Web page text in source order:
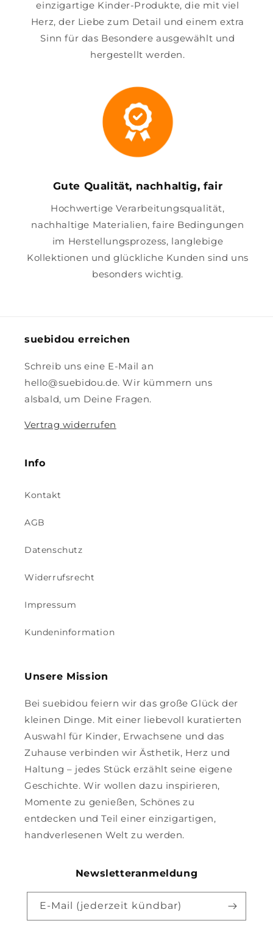
einzigartige Kinder-Produkte, die mit viel
Herz, der Liebe zum Detail und einem extra
Sinn für das Besondere ausgewählt und
hergestellt werden.
Gute Qualität, nachhaltig, fair
Hochwertige Verarbeitungsqualität,
nachhaltige Materialien, faire Bedingungen
im Herstellungsprozess, langlebige
Kollektionen und glückliche Kunden sind uns
besonders wichtig.
suebidou erreichen
Schreib uns eine E-Mail an
hello@suebidou.de. Wir kümmern uns
alsbald, um Deine Fragen.
Vertrag widerrufen
Info
Kontakt
AGB
Datenschutz
Widerrufsrecht
Impressum
Kundeninformation
Unsere Mission
Bei suebidou feiern wir das große Glück der
kleinen Dinge. Mit einer liebevoll kuratierten
Auswahl für Kinder, Erwachsene und das
Zuhause verbinden wir Ästhetik, Herz und
Haltung – jedes Stück erzählt seine eigene
Geschichte. Wir wollen dazu inspirieren,
Momente zu genießen, Schönes zu
entdecken und Teil einer einzigartigen,
handverlesenen Welt zu werden.
Newsletteranmeldung
E-Mail (jederzeit kündbar)